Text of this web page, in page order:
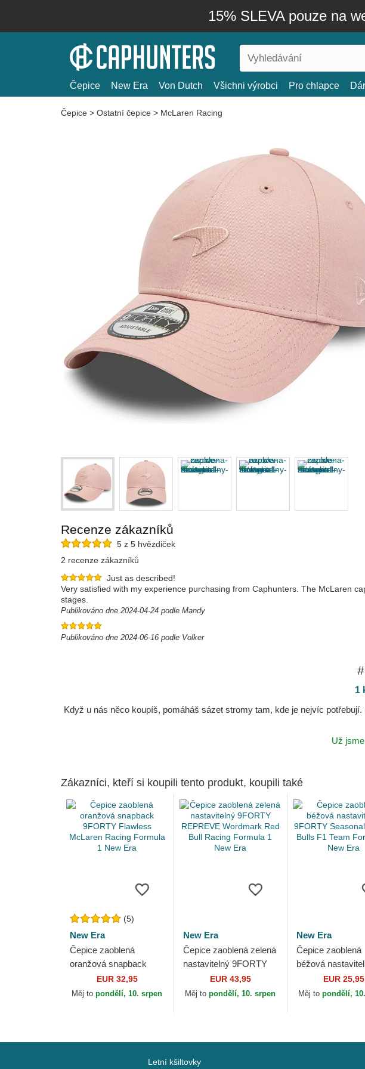
15% SLEVA pouze na
Čepice New Era Von Dutch Všichni výrobci Pro chlapce
Čepice > Ostatní čepice > McLaren Racing
Recenze zákazníků
5 z 5 hvězdiček
2 recenze zákazníků
Just as described!
Very satisfied with my experience purchasing from Caphunters. The McLaren
stages.
Publikováno dne 2024-04-24 podle Mandy
Publikováno dne 2024-06-16 podle Volker
1
Když u nás něco koupíš, pomáháš sázet stromy tam, kde je nejvíc
Už
Zákazníci, kteří si koupili tento produkt, koupili také
(5)
New Era
Čepice zaoblená
oranžová snapback
9FORTY Flawless
McLaren Racing
EUR 32,95
Měj topondělí, 10. srpen
New Era
Čepice zaoblená zelená
nastavitelný 9FORTY
REPREVE Wordmark
Red Bull Racing
EUR 43,95
Měj topondělí, 10. srpen
New Era
Čepice zaoblená
béžová
9FORTY Seasonal
Racing Bulls F1
EUR 25,95
Měj topondělí,
Letní kšiltovky